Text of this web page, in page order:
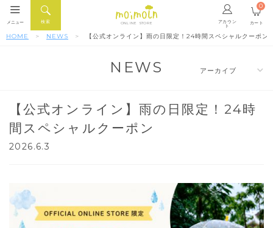
ONLINE STORE アカウン
ト
検索
メニュー カート
0
HOME NEWS 【公式オンライン】雨の日限定！24時間スペシャルクーポン
NEWS
【公式オンライン】雨の日限定！24時
間スペシャルクーポン
2026.6.3